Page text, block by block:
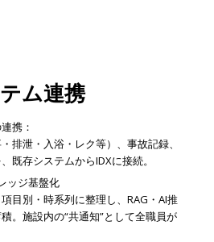
ム連携
携：
排泄・入浴・レク等）、事故記録、
既存システムからIDXに接続。
ッジ基盤化
目別・時系列に整理し、RAG・AI推
。施設内の“共通知”として全職員が